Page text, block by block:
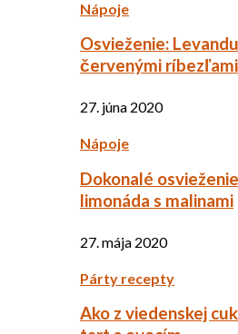
Nápoje
Osvieženie:
červenými ríbezľami
27. júna 2020
Nápoje
Dokonalé
limonáda s malinami
27. mája 2020
Párty recepty
Ako z viedenskej